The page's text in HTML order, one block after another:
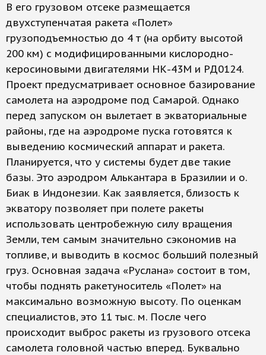
В его грузовом отсеке размещается
двухступенчатая ракета «Полет»
грузоподъемностью до 4 т (на орбиту высотой
200 км) с модифицированными кислородно-
керосиновыми двигателями НК-43М и РД0124.
Проект предусматривает основное базирование
самолета на аэродроме под Самарой. Однако
перед запуском он вылетает в экваториальные
районы, где на аэродроме пуска готовятся к
выведению космический аппарат и ракета.
Планируется, что у системы будет две такие
базы. Это аэродром Алькантара в Бразилии и о.
Биак в Индонезии. Как заявляется, близость к
экватору позволяет при полете ракеты
использовать центробежную силу вращения
Земли, тем самым значительно сэкономив на
топливе, и выводить в космос больший полезный
груз. Основная задача «Руслана» состоит в том,
чтобы поднять ракетуноситель «Полет» на
максимально возможную высоту. По оценкам
специалистов, это 11 тыс. м. После чего
происходит выброс ракеты из грузового отсека
самолета головной частью вперед. Буквально